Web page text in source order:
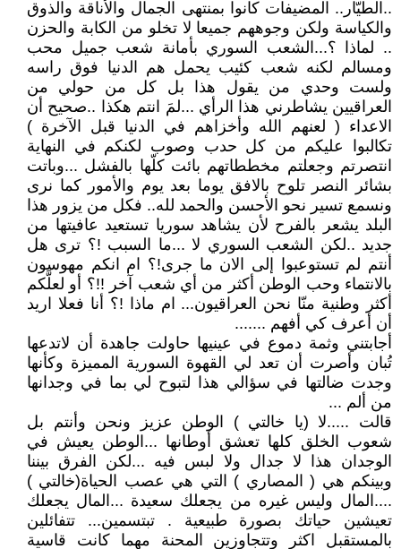
..الطيّار.. المضيفات كانوا بمنتهى الجمال والأناقة والذوق
والكياسة ولكن وجوههم جميعا لا تخلو من الكابة والحزن
.. لماذا ؟...الشعب السوري بأمانة شعب جميل محب
ومسالم لكنه شعب كئيب يحمل هم الدنيا فوق راسه
ولست وحدي من يقول هذا بل كل من حولي من
العراقيين يشاطرني هذا الرأي ...لمَ انتم هكذا ..صحيح أن
الاعداء ( لعنهم الله وأخزاهم في الدنيا قبل الآخرة )
تكالبوا عليكم من كل حدب وصوب لكنكم في النهاية
انتصرتم وجعلتم مخططاتهم بائت كلّها بالفشل ...وباتت
بشائر النصر تلوح بالافق يوما بعد يوم والأمور كما نرى
ونسمع تسير نحو الأحسن والحمد لله.. فكل من يزور هذا
البلد يشعر بالفرح لأن يشاهد سوريا تستعيد عافيتها من
جديد ..لكن الشعب السوري لا ...ما السبب !؟ ترى هل
أنتم لم تستوعبوا إلى الان ما جرى!؟ ام انكم مهوسون
بالانتماء وحب الوطن أكثر من أي شعب آخر !!؟ أو لعلَّكم
أكثر وطنية منّا نحن العراقيون... ام ماذا !؟ أنا فعلا اريد
أن أعرف كي أفهم .......
أجابتني وثمة دموع في عينيها حاولت جاهدة أن لاتدعها
تُبان وأصرت أن تعد لي القهوة السورية المميزة وكأنها
وجدت ضالتها في سؤالي هذا لتبوح لي بما في وجدانها
من ألم ...
قالت .....لا (يا خالتي ) الوطن عزيز ونحن وأنتم بل
شعوب الخلق كلها تعشق أوطانها ...الوطن يعيش في
الوجدان هذا لا جدال ولا لبس فيه ...لكن الفرق بيننا
وبينكم هي ( المصاري ) التي هي عصب الحياة(خالتي )
....المال وليس غيره من يجعلك سعيدة ...المال يجعلك
تعيشين حياتك بصورة طبيعية . تبتسمين... تتفائلين
بالمستقبل اكثر وتتجاوزين المحنة مهما كانت قاسية